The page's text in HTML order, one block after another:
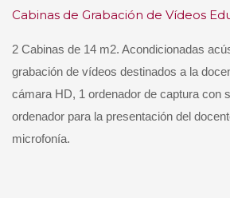
Cabinas de Grabación de Vídeos
2 Cabinas de 14 m2. Acondicionadas
grabación de vídeos destinados a la
cámara HD, 1 ordenador de captura con
ordenador para la presentación del
microfonía.